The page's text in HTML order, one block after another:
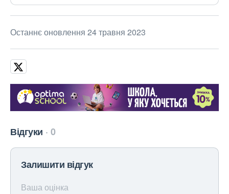
Останнє оновлення 24 травня 2023
Відгуки 0
Залишити відгук
Ваша оцінка